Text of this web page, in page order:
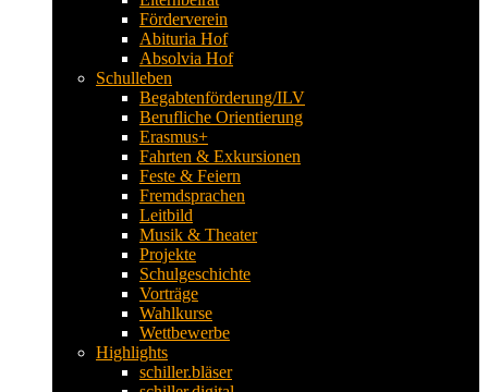
Förderverein
Abituria Hof
Absolvia Hof
Schulleben
Begabtenförderung/ILV
Berufliche Orientierung
Erasmus+
Fahrten & Exkursionen
Feste & Feiern
Fremdsprachen
Leitbild
Musik & Theater
Projekte
Schulgeschichte
Vorträge
Wahlkurse
Wettbewerbe
Highlights
schiller.bläser